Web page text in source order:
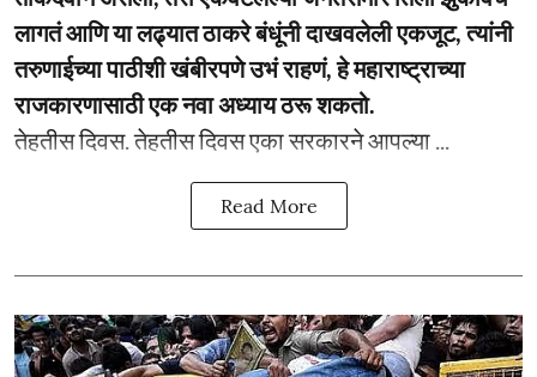
लागतं आणि या लढ्यात ठाकरे बंधूंनी दाखवलेली एकजूट, त्यांनी
तरुणाईच्या पाठीशी खंबीरपणे उभं राहणं, हे महाराष्ट्राच्या
राजकारणासाठी एक नवा अध्याय ठरू शकतो.
­­तेहतीस दिवस. तेहतीस दिवस एका सरकारने आपल्या ...
Read More